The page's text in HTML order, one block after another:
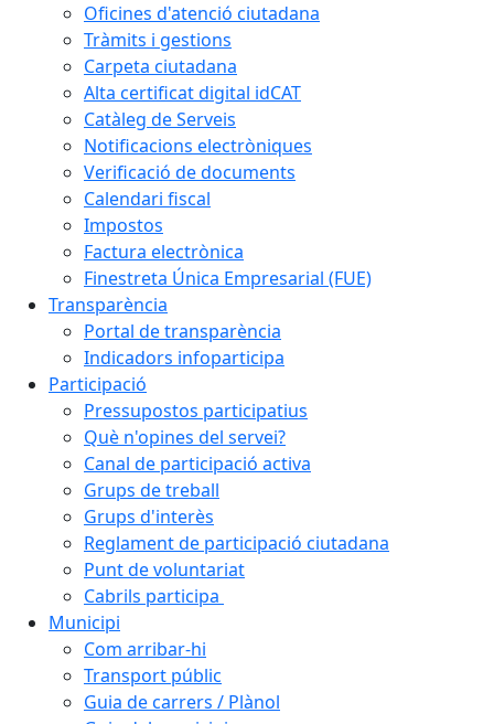
Oficines d'atenció ciutadana
Tràmits i gestions
Carpeta ciutadana
Alta certificat digital idCAT
Catàleg de Serveis
Notificacions electròniques
Verificació de documents
Calendari fiscal
Impostos
Factura electrònica
Finestreta Única Empresarial (FUE)
Transparència
Portal de transparència
Indicadors infoparticipa
Participació
Pressupostos participatius
Què n'opines del servei?
Canal de participació activa
Grups de treball
Grups d'interès
Reglament de participació ciutadana
Punt de voluntariat
Cabrils participa
Municipi
Com arribar-hi
Transport públic
Guia de carrers / Plànol